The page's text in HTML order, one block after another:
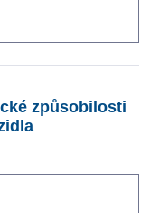
způsobilosti